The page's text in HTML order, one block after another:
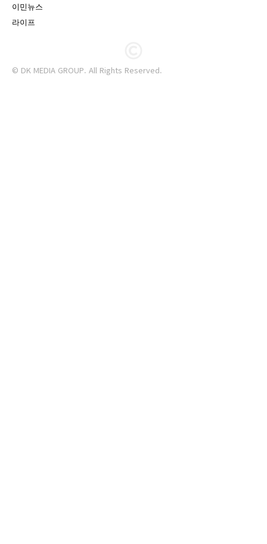
이민뉴스
라이프
© DK MEDIA GROUP. All Rights Reserved.